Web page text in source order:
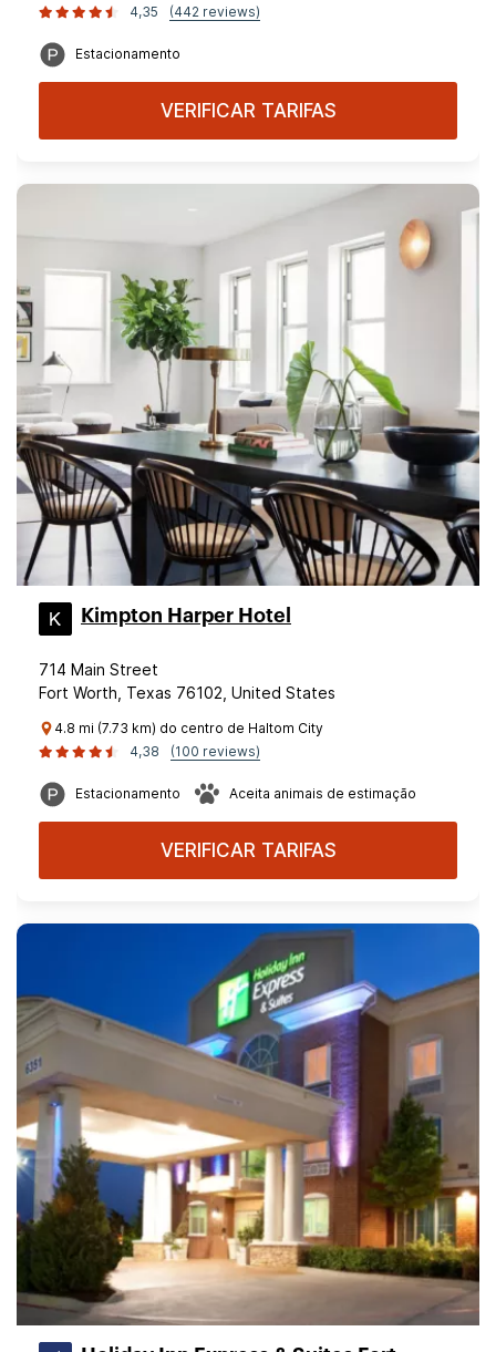
4,35
(442 reviews)
Estacionamento
VERIFICAR TARIFAS
Kimpton Harper Hotel
714 Main Street
Fort Worth, Texas 76102, United States
4.8 mi (7.73 km) do centro de Haltom City
4,38
(100 reviews)
Estacionamento Aceita animais de estimação
VERIFICAR TARIFAS